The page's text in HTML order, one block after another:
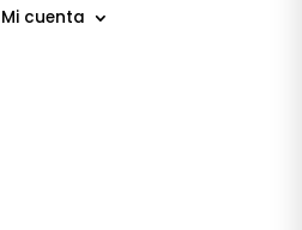
Mi cuenta